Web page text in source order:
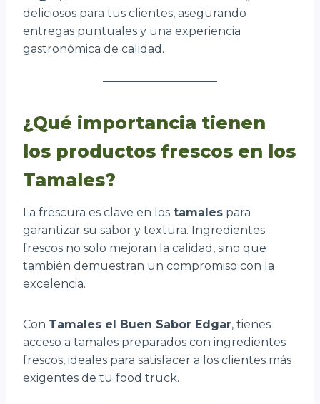
deliciosos para tus clientes, asegurando
entregas puntuales y una experiencia
gastronómica de calidad.
¿Qué importancia tienen
los productos frescos en los
Tamales?
La frescura es clave en los tamales para
garantizar su sabor y textura. Ingredientes
frescos no solo mejoran la calidad, sino que
también demuestran un compromiso con la
excelencia.
Con Tamales el Buen Sabor Edgar, tienes
acceso a tamales preparados con ingredientes
frescos, ideales para satisfacer a los clientes más
exigentes de tu food truck.